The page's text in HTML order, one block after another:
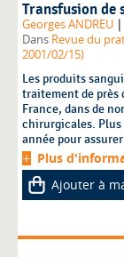
Transfusion de
Georges ANDREU |
Dans Revue du
2001/02/15)
Les produits
traitement de près
France, dans de
chirurgicales. Plus
année pour
Plus
Ajouter à